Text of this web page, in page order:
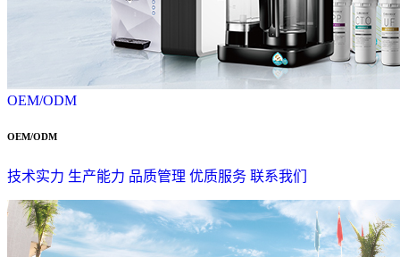
OEM/ODM
OEM/ODM
技术实力 生产能力 品质管理 优质服务 联系我们